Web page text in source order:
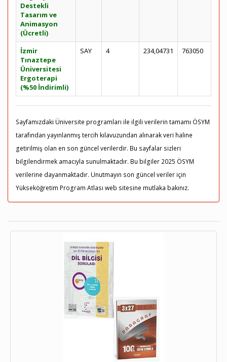
Destekli
Tasarım ve
Animasyon
(Ücretli)
İzmir
Tınaztepe
Üniversitesi
Ergoterapi
(%50 İndirimli)
SAY 4 234,04731 763050
Sayfamızdaki Üniversite programları ile ilgili verilerin tamamı ÖSYM
tarafından yayınlanmış tercih kılavuzundan alınarak veri haline
getirilmiş olan en son güncel verilerdir. Bu sayfalar sizleri
bilgilendirmek amacıyla sunulmaktadır. Bu bilgiler 2025 ÖSYM
verilerine dayanmaktadır. Unutmayın son güncel veriler için
Yükseköğretim Program Atlası web sitesine mutlaka bakınız.